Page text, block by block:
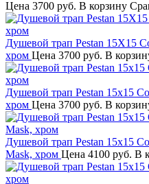
Цена 3700 руб. В корзину
Душевой трап Pestan 15Х15
хром Цена 3700 руб. В
Душевой трап Pestan 15х15
хром Цена 3700 руб. В
Душевой трап Pestan 15х15
Mask, хром Цена 4100 руб. В